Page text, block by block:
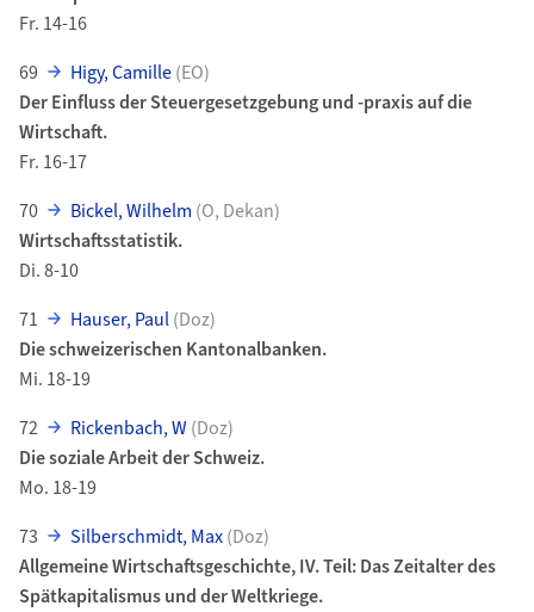
Fr. 14-16
69
Higy, Camille(EO)
Der Einfluss der Steuergesetzgebung und -praxis auf die
Wirtschaft.
Fr. 16-17
70
Bickel, Wilhelm (O, Dekan)
Wirtschaftsstatistik.
Di. 8-10
71
Hauser, Paul(Doz)
Die schweizerischen Kantonalbanken.
Mi. 18-19
72
Rickenbach, W(Doz)
Die soziale Arbeit der Schweiz.
Mo. 18-19
73
Silberschmidt, Max(Doz)
Allgemeine Wirtschaftsgeschichte, IV. Teil: Das Zeitalter des
Spätkapitalismus und der Weltkriege.